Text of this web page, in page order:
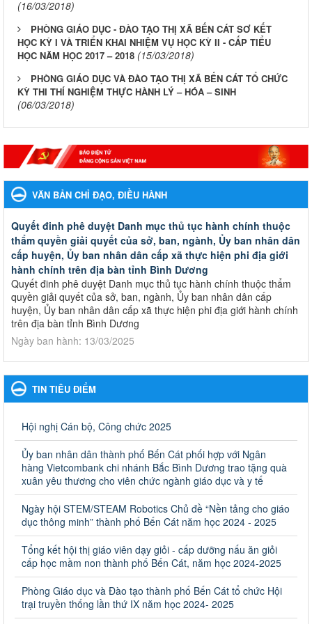
(16/03/2018)
PHÒNG GIÁO DỤC - ĐÀO TẠO THỊ XÃ BẾN CÁT SƠ KẾT
HỌC KỲ I VÀ TRIỂN KHAI NHIỆM VỤ HỌC KỲ II - CẤP TIỂU
HỌC NĂM HỌC 2017 – 2018 (15/03/2018)
PHÒNG GIÁO DỤC VÀ ĐÀO TẠO THỊ XÃ BẾN CÁT TỔ CHỨC
KỲ THI THÍ NGHIỆM THỰC HÀNH LÝ – HÓA – SINH
(06/03/2018)
VĂN BẢN CHỈ ĐẠO, ĐIỀU HÀNH
Quyết đinh phê duyệt Danh mục thủ tục hành chính thuộc
thẩm quyền giải quyết của sở, ban, ngành, Ủy ban nhân dân
cấp huyện, Ủy ban nhân dân cấp xã thực hiện phi địa giới
hành chính trên địa bàn tỉnh Bình Dương
Quyết đinh phê duyệt Danh mục thủ tục hành chính thuộc thẩm
quyền giải quyết của sở, ban, ngành, Ủy ban nhân dân cấp
huyện, Ủy ban nhân dân cấp xã thực hiện phi địa giới hành chính
trên địa bàn tỉnh Bình Dương
Ngày ban hành: 13/03/2025
Kế hoạch Phổ biến, giáo dục pháp luật năm 2025 của ngành
Giáo dục và Đào tạo thành phố Bến Cát
Kế hoạch Phổ biến, giáo dục pháp luật năm 2025 của ngành
Ngày ban hành: 28/02/2025
Quyết định công bố thủ tục hành chính bị bãi bỏ trong lĩnh
vực giáo dục đào tạo thuộc hệ giáo dục quốc dân và cơ sở
giáo dục khác thuộc thẩm quyền giải quyết của Sở Giáo dục
và Đào tạo, Ủy ban nhân dân cấp huyện
Quyết định công bố thủ tục hành chính bị bãi bỏ trong lĩnh vực
giáo dục đào tạo thuộc hệ giáo dục quốc dân và cơ sở giáo dục
khác thuộc thẩm quyền giải quyết của Sở Giáo dục và Đào tạo,
Ủy ban nhân dân cấp huyện
Ngày ban hành: 30/09/2024
Hướng dẫn thực hiện nhiệm vụ giáo dục tiểu học năm học
2024-2025
Hướng dẫn thực hiện nhiệm vụ giáo dục tiểu học năm học 2024-
TIN TIÊU ĐIỂM
Hội nghị Cán bộ, Công chức 2025
Ủy ban nhân dân thành phố Bến Cát phối hợp với Ngân
hàng Vietcombank chi nhánh Bắc Bình Dương trao tặng quà
xuân yêu thương cho viên chức ngành giáo dục và y tế
Ngày hội STEM/STEAM Robotics Chủ đề “Nền tảng cho giáo
dục thông minh” thành phố Bến Cát năm học 2024 - 2025
Tổng kết hội thị giáo viên dạy giỏi - cấp dưỡng nấu ăn giỏi
cấp học mầm non thành phố Bến Cát, năm học 2024-2025
Phòng Giáo dục và Đào tạo thành phố Bến Cát tổ chức Hội
trại truyền thống lần thứ IX năm học 2024- 2025